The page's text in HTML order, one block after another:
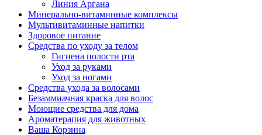
Линия Аргана
Минерально-витаминные комплексы
Мультивитаминные напитки
Здоровое питание
Средства по уходу за телом
Гигиена полости рта
Уход за руками
Уход за ногами
Средства ухода за волосами
Безаммиачная краска для волос
Моющие средства для дома
Ароматерапия для животных
Ваша Корзина